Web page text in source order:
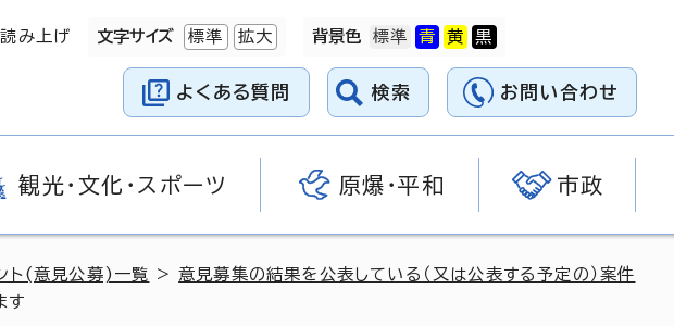
み上げ 文字サイズ 標準 拡大 背景色
よくある質問 検索 お問い合わせ
観光・文化・スポーツ 原爆・平和 市政
ト(意見公募)一覧 >意見募集の結果を公表している（又は公表する予定の）案件
す